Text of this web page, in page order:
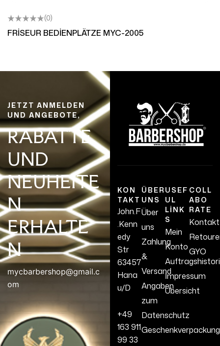
(0)
FRİSEUR BEDİENPLÄTZE MYC-2005
KON
TAKT
John.F
.Kenn
edy
Str
63457
Hana
u/D
+49
163 911
99 33
ÜBER
UNS
Über
uns
Zahlung
&
Versand
Angaben
zum
Datenschutz
Geschenkverpackung
USEF
UL
LINK
S
Mein
Konto
İmpressum
Übersicht
COLL
ABO
RATE
Kontakt
GYO
JETZT ANMELDEN
UND ANGEBOTE,
RABATTE
UND
NEUHEITE
N
ERHALTE
N
mycbarbershop@gmail.c
om